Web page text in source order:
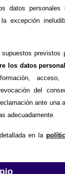
datos personales
excepción
previstos
los datos
acceso,
del
ante una
adecuadamente.
en la